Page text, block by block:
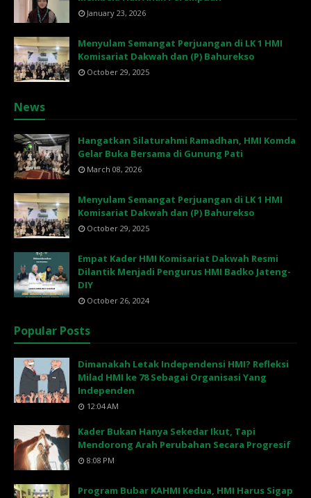
January 23, 2026
Menyulam Semangat Perjuangan di LK 1 HMI
Komisariat Dakwah dan (P) Bahurekso
October 29, 2025
News
Hangatkan Silaturahmi Ramadhan, HMI Komda
Gelar Buka Bersama di Gunung Pati
March 08, 2026
Menyulam Semangat Perjuangan di LK 1 HMI
Komisariat Dakwah dan (P) Bahurekso
October 29, 2025
Empat Kader HMI Komisariat Dakwah Resmi
Dilantik Menjadi Pengurus HMI Badko Jateng-
DIY
October 26, 2024
Popular Posts
Dimanakah Letak Independensi HMI? Refleksi
Milad HMI ke 78 Sebagai Organisasi Yang
Independen
12:04 AM
Kader Bukan Hanya Sekedar Ikut, Tapi
Mendorong Arah Perubahan Secara Progresif
8:08 PM
Program Bubar KAHMI Kedua, HMI Harus Sigap